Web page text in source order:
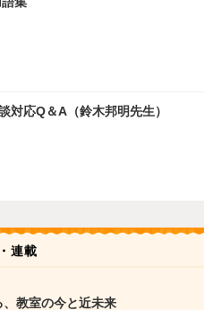
対応Q＆A（鈴木邦明先生）
連載
教室の今と近未来